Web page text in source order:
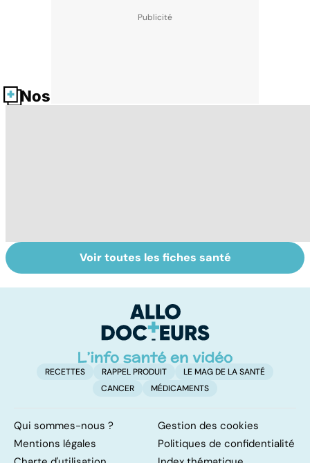
Nos fiches santé
Violences
sexuelles :
Gynéco : un suivi
pour la vie
Voir toutes les fiches santé
RECETTES RAPPEL PRODUIT
LE MAG DE LA SANTÉ
CANCER
MÉDICAMENTS
Qui sommes-nous ?
Gestion des cookies
Mentions légales
Politiques de confidentialité